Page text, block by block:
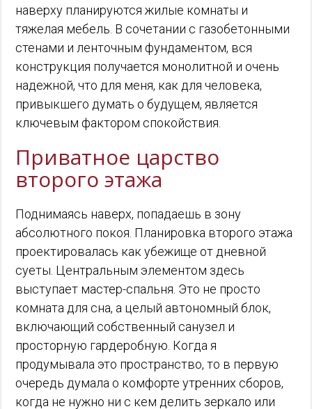
наверху планируются жилые комнаты и
тяжелая мебель. В сочетании с газобетонными
стенами и ленточным фундаментом, вся
конструкция получается монолитной и очень
надежной, что для меня, как для человека,
привыкшего думать о будущем, является
ключевым фактором спокойствия.
Приватное царство
второго этажа
Поднимаясь наверх, попадаешь в зону
абсолютного покоя. Планировка второго этажа
проектировалась как убежище от дневной
суеты. Центральным элементом здесь
выступает мастер-спальня. Это не просто
комната для сна, а целый автономный блок,
включающий собственный санузел и
просторную гардеробную. Когда я
продумывала это пространство, то в первую
очередь думала о комфорте утренних сборов,
когда не нужно ни с кем делить зеркало или